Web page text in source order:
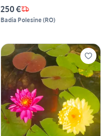
250 €
Badia Polesine(RO)